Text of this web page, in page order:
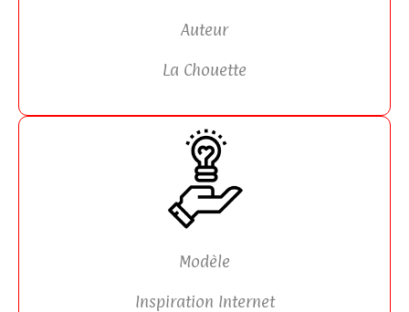
Auteur
La Chouette
Modèle
Inspiration Internet